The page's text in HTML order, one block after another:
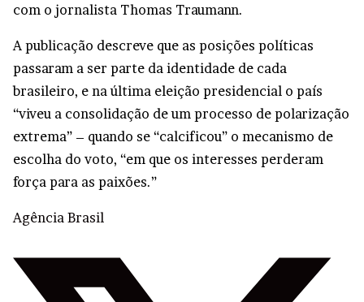
com o jornalista Thomas Traumann.
A publicação descreve que as posições políticas
passaram a ser parte da identidade de cada
brasileiro, e na última eleição presidencial o país
“viveu a consolidação de um processo de polarização
extrema” – quando se “calcificou” o mecanismo de
escolha do voto, “em que os interesses perderam
força para as paixões.”
Agência Brasil